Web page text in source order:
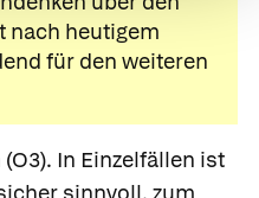
nach heutigem
für den weiteren
In Einzelfällen ist